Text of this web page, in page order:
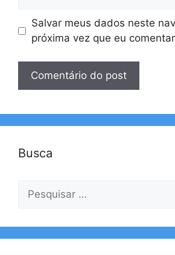
Salvar meus dados neste
próxima vez que eu
Busca
por: